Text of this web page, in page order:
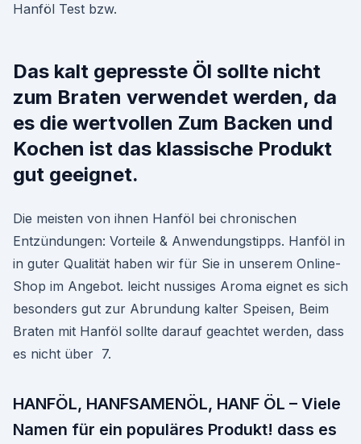
Hanföl Test bzw.
Das kalt gepresste Öl sollte nicht
zum Braten verwendet werden, da
es die wertvollen Zum Backen und
Kochen ist das klassische Produkt
gut geeignet.
Die meisten von ihnen Hanföl bei chronischen
Entzündungen: Vorteile & Anwendungstipps. Hanföl in
in guter Qualität haben wir für Sie in unserem Online-
Shop im Angebot. leicht nussiges Aroma eignet es sich
besonders gut zur Abrundung kalter Speisen, Beim
Braten mit Hanföl sollte darauf geachtet werden, dass
es nicht über 7.
HANFÖL, HANFSAMENÖL, HANF ÖL – Viele
Namen für ein populäres Produkt! dass es